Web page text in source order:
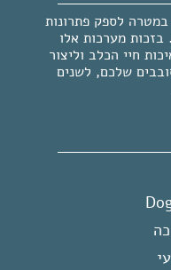
חברת DogTrain הוקמה בשנת 2009 במטרה לספק פתרונות
בזכות מערכות אלו
חיי הכלב וליצור
שלכם, לשנים